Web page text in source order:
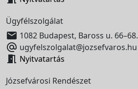
Ügyfélszolgálat
 1082 Budapest, Baross u. 66–68.
 ugyfelszolgalat@jozsefvaros.hu
 Nyitvatartás
Józsefvárosi Rendészet